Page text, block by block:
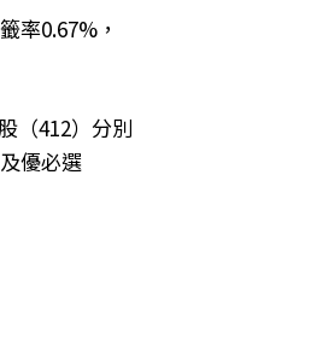
率0.67%，
（412）分別
優必選